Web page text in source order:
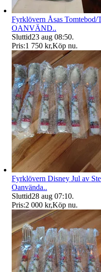
Fyrklövern Åsas Tomtebod/
OANVÄND..
Sluttid23 aug 08:50.
Pris:1 750 kr,Köp nu.
Fyrklövern Disney Jul av
Oanvända..
Sluttid28 aug 07:10.
Pris:2 000 kr,Köp nu.